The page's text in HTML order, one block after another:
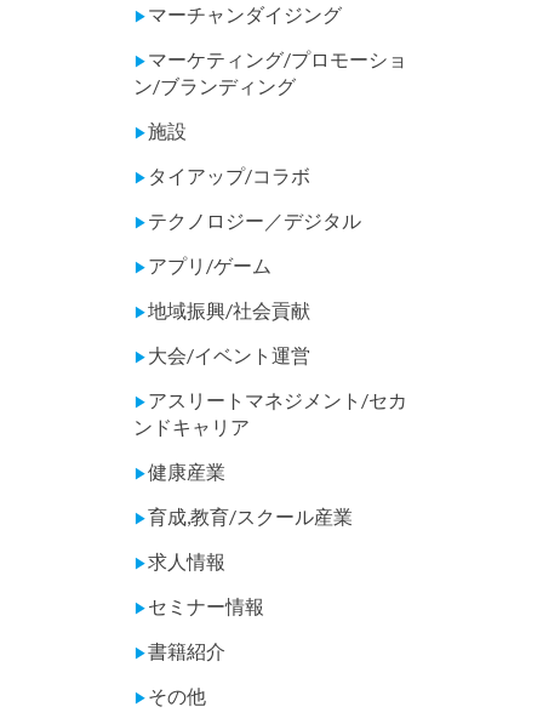
▶ マーチャンダイジング
▶ マーケティング/プロモーショ
ン/ブランディング
▶施設
▶ タイアップ/コラボ
▶ テクノロジー／デジタル
▶ アプリ/ゲーム
▶地域振興/社会貢献
▶ 大会/イベント運営
▶ アスリートマネジメント/セカ
ンドキャリア
▶健康産業
▶育成,教育/スクール産業
▶求人情報
▶ セミナー情報
▶書籍紹介
▶ その他